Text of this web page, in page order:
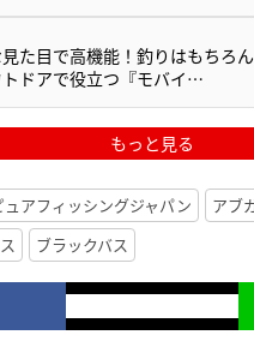
た目で高機能！釣りはもちろん
ドアで役立つ『モバイ…
もっと見る
ュアフィッシングジャパン
アブ
ブラックバス